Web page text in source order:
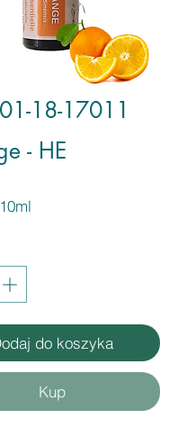
18-17011
- HE
10ml
do koszyka
Kup